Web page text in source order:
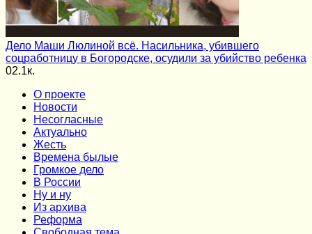
Дело Маши Люлиной всё. Насильника, убившего
соцработницу в Богородске, осудили за убийство ребенка
02.1к.
О проекте
Новости
Несогласные
Актуально
Жесть
Времена былые
Громкое дело
В России
Ну и ну
Из архива
Реформа